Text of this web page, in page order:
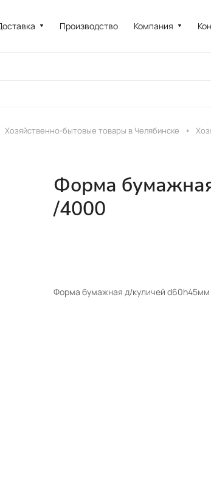
Производство Компания
Хозяйственно-бытовые товары в Челябинске
Форма
/4000
Форма бумажная д/куличей